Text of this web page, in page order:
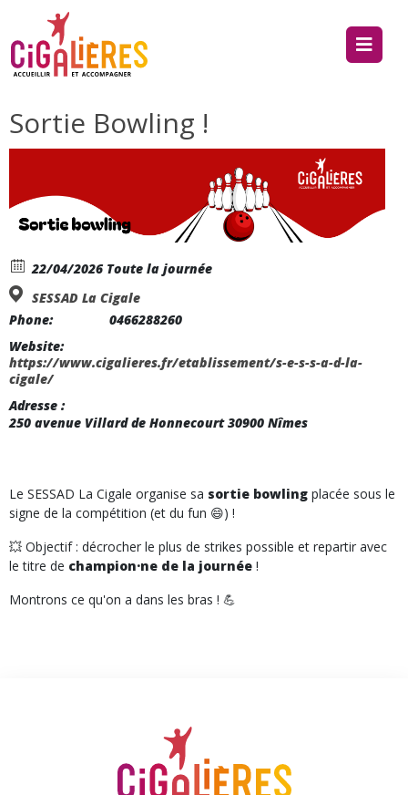
Sortie Bowling !
22/04/2026 Toute la journée
SESSAD La Cigale
Phone:
0466288260
Website:
https://www.cigalieres.fr/etablissement/s-e-s-s-a-d-la-
cigale/
Adresse :
250 avenue Villard de Honnecourt 30900 Nîmes
Le SESSAD La Cigale organise sa sortie bowling placée sous le
signe de la compétition (et du fun 😄) !
💥 Objectif : décrocher le plus de strikes possible et repartir avec
le titre de champion·ne de la journée !
Montrons ce qu'on a dans les bras ! 💪